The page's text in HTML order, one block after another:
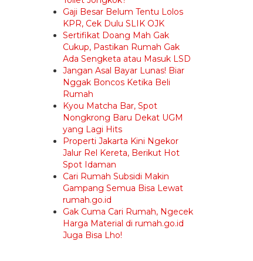
Gaji Besar Belum Tentu Lolos
KPR, Cek Dulu SLIK OJK
Sertifikat Doang Mah Gak
Cukup, Pastikan Rumah Gak
Ada Sengketa atau Masuk LSD
Jangan Asal Bayar Lunas! Biar
Nggak Boncos Ketika Beli
Rumah
Kyou Matcha Bar, Spot
Nongkrong Baru Dekat UGM
yang Lagi Hits
Properti Jakarta Kini Ngekor
Jalur Rel Kereta, Berikut Hot
Spot Idaman
Cari Rumah Subsidi Makin
Gampang Semua Bisa Lewat
rumah.go.id
Gak Cuma Cari Rumah, Ngecek
Harga Material di rumah.go.id
Juga Bisa Lho!